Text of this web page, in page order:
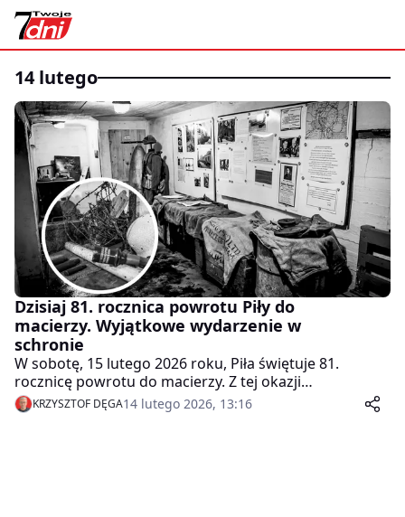
14 lutego
Dzisiaj 81. rocznica powrotu Piły do
macierzy. Wyjątkowe wydarzenie w
schronie
W sobotę, 15 lutego 2026 roku, Piła świętuje 81.
rocznicę powrotu do macierzy. Z tej okazji
przygotowano wyjątkowe wydarzenie historyczne,
które pozwoli mieszkańcom przenieść się w czasie i
KRZYSZTOF DĘGA14 lutego 2026, 13:16